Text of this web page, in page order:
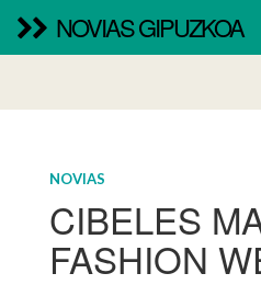
NOVIAS GIPUZKOA
NOVIAS
CIBELES
FASHION